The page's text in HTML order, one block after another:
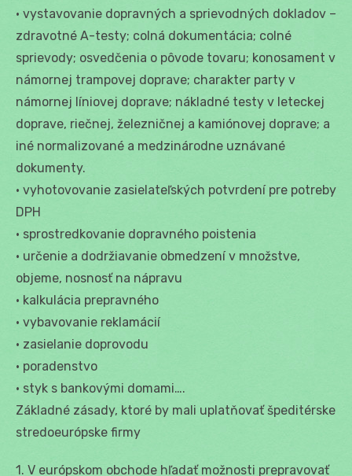
• vystavovanie dopravných a sprievodných dokladov –
zdravotné A-testy; colná dokumentácia; colné
sprievody; osvedčenia o pôvode tovaru; konosament v
námornej trampovej doprave; charakter party v
námornej líniovej doprave; nákladné testy v leteckej
doprave, riečnej, železničnej a kamiónovej doprave; a
iné normalizované a medzinárodne uznávané
dokumenty.
• vyhotovovanie zasielateľských potvrdení pre potreby
DPH
• sprostredkovanie dopravného poistenia
• určenie a dodržiavanie obmedzení v množstve,
objeme, nosnosť na nápravu
• kalkulácia prepravného
• vybavovanie reklamácií
• zasielanie doprovodu
• poradenstvo
• styk s bankovými domami….
Základné zásady, ktoré by mali uplatňovať špeditérske
stredoeurópske firmy
1. V európskom obchode hľadať možnosti prepravovať